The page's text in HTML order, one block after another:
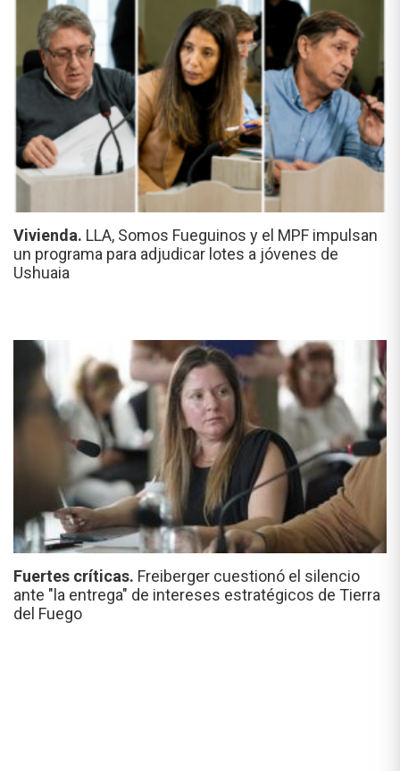
Vivienda. LLA, Somos Fueguinos y el MPF impulsan
un programa para adjudicar lotes a jóvenes de
Ushuaia
Fuertes críticas. Freiberger cuestionó el silencio
ante "la entrega" de intereses estratégicos de Tierra
del Fuego